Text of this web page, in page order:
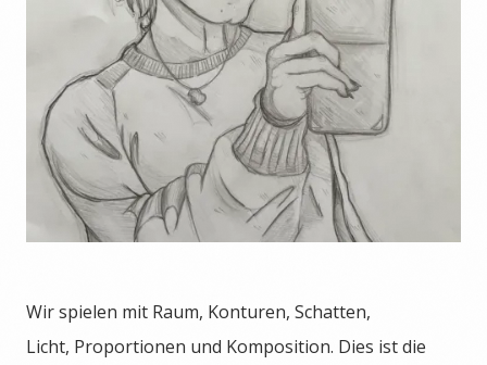
Wir spielen mit Raum, Konturen, Schatten,
Licht, Proportionen und Komposition. Dies ist die